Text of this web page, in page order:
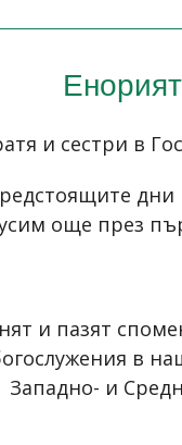
и сестри в
още през
и пазят
в
Западно- и